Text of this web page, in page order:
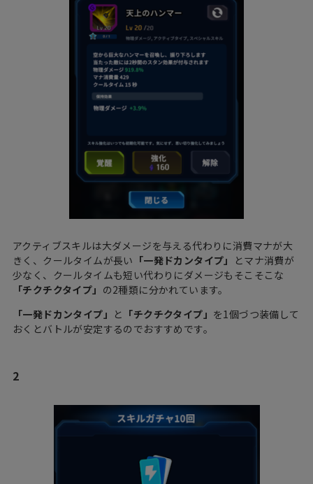
アクティブスキルは大ダメージを与える代わりに消費マナが大
きく、クールタイムが長い 「一発ドカンタイプ」
とマナ消費が
少なく、クールタイムも短い代わりにダメージもそこそこな
「チクチクタイプ」 の2種類に分かれています。
「一発ドカンタイプ」 と 「チクチクタイプ」 を1個づつ装備して
おくとバトルが安定するのでおすすめです。
2